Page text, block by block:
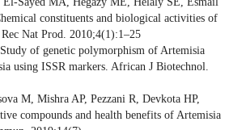
constituents and biological activities of
Nat Prod. 2010;4(1):1–25
of genetic polymorphism of Artemisia
using ISSR markers. African J Biotechnol.
M, Mishra AP, Pezzani R, Devkota HP,
compounds and health benefits of Artemisia